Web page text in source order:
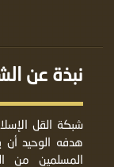
نبذة عن
شبكة القل
هدفه الوحيد
المسلمين من